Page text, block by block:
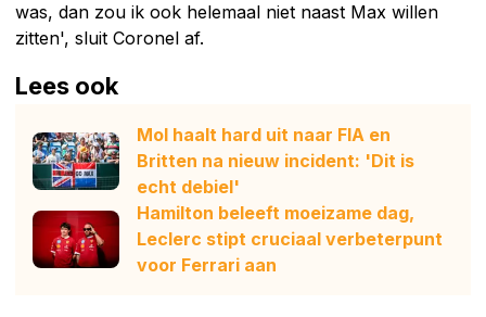
was, dan zou ik ook helemaal niet naast Max willen
zitten', sluit Coronel af.
Lees ook
Mol haalt hard uit naar FIA en
Britten na nieuw incident: 'Dit is
echt debiel'
Hamilton beleeft moeizame dag,
Leclerc stipt cruciaal verbeterpunt
voor Ferrari aan